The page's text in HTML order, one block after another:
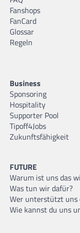
Fanshops
FanCard
Glossar
Regeln
Business
Sponsoring
Hospitality
Supporter Pool
Tipoff4Jobs
Zukunftsfähigkeit
FUTURE
Warum ist uns das
Was tun wir dafür?
Wer unterstützt uns
Wie kannst du uns